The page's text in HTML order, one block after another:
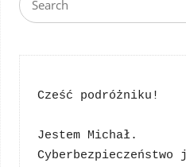
Cześć podróżniku!
Jestem Michał.
Cyberbezpieczeństwo